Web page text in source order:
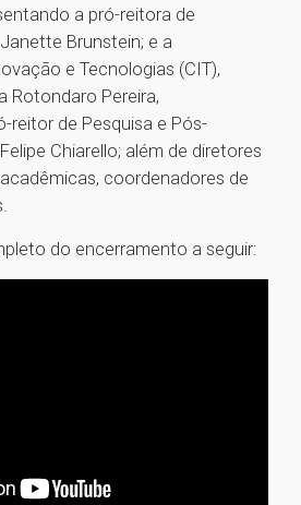
a pró-reitora de
Brunstein; e a
e Tecnologias (CIT),
Rotondaro Pereira,
reitor de Pesquisa e Pós-
Chiarello; além de diretores
coordenadores de
do encerramento a seguir: